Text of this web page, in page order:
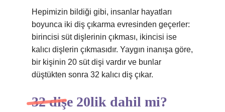
Hepimizin bildiği gibi, insanlar hayatları
boyunca iki diş çıkarma evresinden geçerler:
birincisi süt dişlerinin çıkması, ikincisi ise
kalıcı dişlerin çıkmasıdır. Yaygın inanışa göre,
bir kişinin 20 süt dişi vardır ve bunlar
düştükten sonra 32 kalıcı diş çıkar.
32 dişe 20lik dahil mi?